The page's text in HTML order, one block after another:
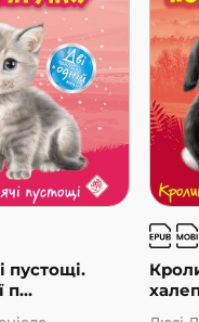
пустощі.
п...